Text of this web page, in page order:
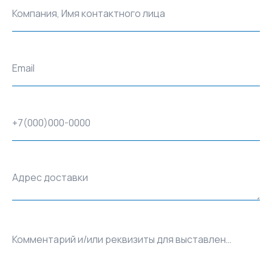
Компания, Имя контактного лица
Email
+7(000)000-0000
Адрес доставки
Комментарий и/или реквизиты для выставления счёта